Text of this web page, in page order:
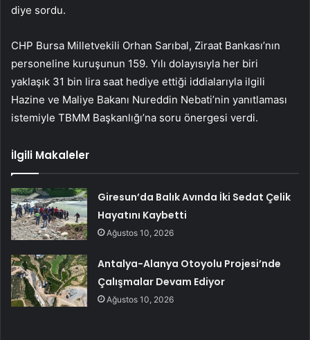
diye sordu.
CHP Bursa Milletvekili Orhan Sarıbal, Ziraat Bankası’nın
personeline kuruşunun 159. Yılı dolayısıyla her biri
yaklaşık 31 bin lira saat hediye ettiği iddialarıyla ilgili
Hazine ve Maliye Bakanı Nureddin Nebati’nin yanıtlaması
istemiyle TBMM Başkanlığı’na soru önergesi verdi.
İlgili Makaleler
Giresun’da Balık Avında İki Sedat Çelik
Hayatını Kaybetti
Ağustos 10, 2026
Antalya-Alanya Otoyolu Projesi’nde
Çalışmalar Devam Ediyor
Ağustos 10, 2026